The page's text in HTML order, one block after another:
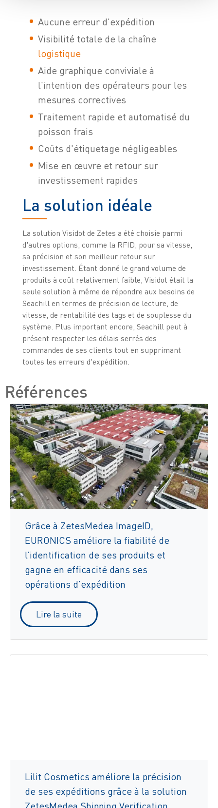
Aucune erreur d'expédition
Visibilité totale de la chaîne
logistique
Aide graphique conviviale à
l'intention des opérateurs pour les
mesures correctives
Traitement rapide et automatisé du
poisson frais
Coûts d'étiquetage négligeables
Mise en œuvre et retour sur
investissement rapides
La solution idéale
La solution Visidot de Zetes a été choisie parmi
d'autres options, comme la RFID, pour sa vitesse,
sa précision et son meilleur retour sur
investissement. Étant donné le grand volume de
produits à coût relativement faible, Visidot était la
seule solution à même de répondre aux besoins de
Seachill en termes de précision de lecture, de
vitesse, de rentabilité des tags et de souplesse du
système. Plus important encore, Seachill peut à
présent respecter les délais serrés des
commandes de ses clients tout en supprimant
toutes les erreurs d'expédition.
Références
Grâce à ZetesMedea ImageID,
EURONICS améliore la fiabilité de
l’identification de ses produits et
gagne en efficacité dans ses
opérations d’expédition
Lire la suite
Lilit Cosmetics améliore la précision
de ses expéditions grâce à la solution